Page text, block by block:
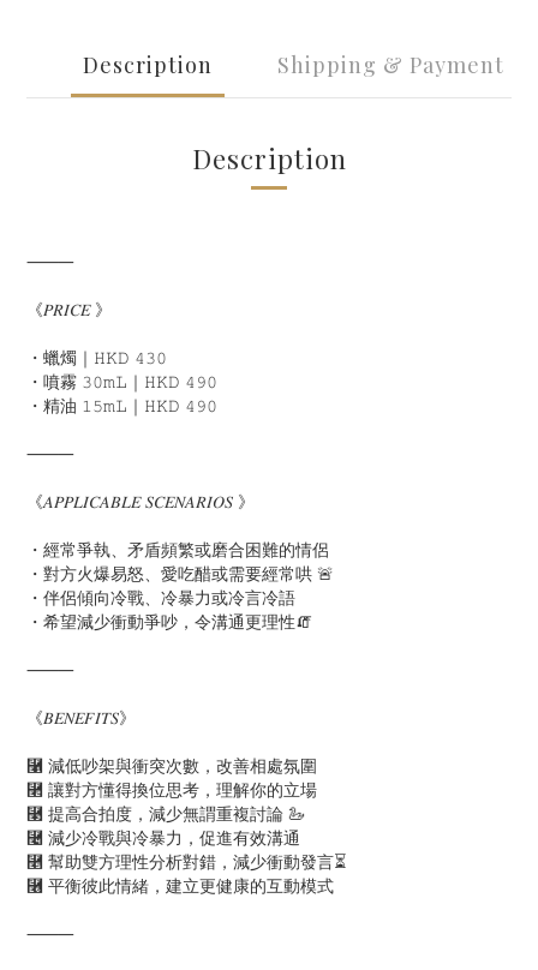
Description Shipping & Payment
Description
⸻
《𝑃𝑅𝐼𝐶𝐸 》
・蠟燭｜𝙷𝙺𝙳 𝟺𝟹𝟶
・噴霧 𝟹𝟶𝚖𝙻｜𝙷𝙺𝙳 𝟺𝟿𝟶
・精油 𝟷𝟻𝚖𝙻｜𝙷𝙺𝙳 𝟺𝟿𝟶
⸻
《𝐴𝑃𝑃𝐿𝐼𝐶𝐴𝐵𝐿𝐸 𝑆𝐶𝐸𝑁𝐴𝑅𝐼𝑂𝑆 》
・經常爭執、矛盾頻繁或磨合困難的情侶
・對方火爆易怒、愛吃醋或需要經常哄 🚨
・伴侶傾向冷戰、冷暴力或冷言冷語
・希望減少衝動爭吵，令溝通更理性🧯
⸻
《𝐵𝐸𝑁𝐸𝐹𝐼𝑇𝑆》
⿡ 減低吵架與衝突次數，改善相處氛圍
⿢ 讓對方懂得換位思考，理解你的立場
⿣ 提高合拍度，減少無謂重複討論 🦢
⿤ 減少冷戰與冷暴力，促進有效溝通
⿥ 幫助雙方理性分析對錯，減少衝動發言⏳
⿦ 平衡彼此情緒，建立更健康的互動模式
⸻